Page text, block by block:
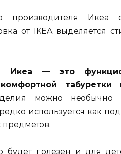
производителя Икеа
от IKEA выделяется
Икеа — это
табуретки
можно необычно
используется как
предметов.
будет полезен и для